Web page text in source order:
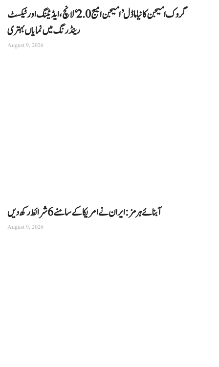
گروک امیجن کا نیا ماڈل ’امیجن امیج 2.0‘ لانچ، ایڈیٹنگ اور ٹیکسٹ
رینڈرنگ میں نمایاں بہتری
August 9, 2026
آبنائے ہرمز: ایران نے امریکا کے سامنے 6 شرائط رکھ دیں
August 9, 2026